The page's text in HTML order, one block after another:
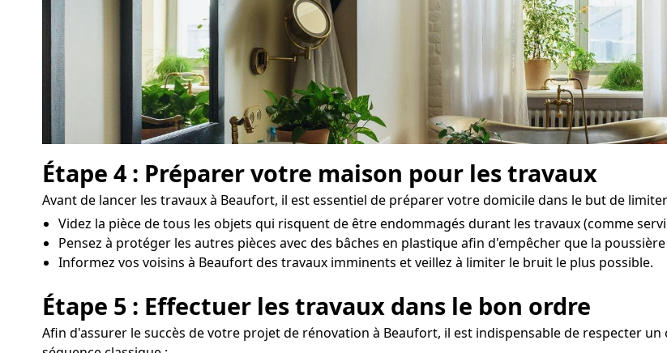
Étape 4 : Préparer votre maison pour les travaux
Avant de lancer les travaux à Beaufort, il est essentiel de préparer votre domicile dans le but de
Videz la pièce de tous les objets qui risquent de être endommagés durant les travaux (comme
Pensez à protéger les autres pièces avec des bâches en plastique afin d'empêcher que la
Informez vos voisins à Beaufort des travaux imminents et veillez à limiter le bruit le plus possible.
Étape 5 : Effectuer les travaux dans le bon ordre
Afin d'assurer le succès de votre projet de rénovation à Beaufort, il est indispensable de respecter